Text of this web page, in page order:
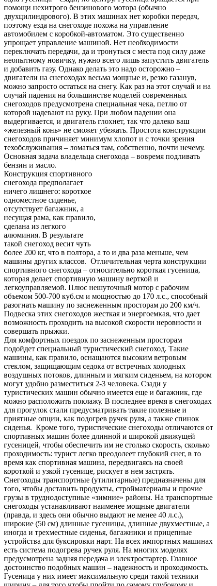
помощи нехитрого бензинового мотора (обычно
двухцилиндрового). В этих машинах нет коробки передач,
поэтому езда на снегоходе похожа на управление
автомобилем с коробкой-автоматом. Это существенно
упрощает управление машиной. Нет необходимости
переключать передачи, да и тронуться с места под силу даже
неопытному новичку, нужно всего лишь запустить двигатель
и добавить газу. Однако делать это надо осторожно –
двигатели на снегоходах весьма мощные и, резко газанув,
можно запросто остаться на снегу. Как раз на этот случай и на
случай падения на большинстве моделей современных
снегоходов предусмотрена специальная чека, петлю от
которой надевают на руку. При любом падении она
выдергивается, и двигатель глохнет, так что далеко ваш
«железный конь» не сможет убежать. Простота конструкции
снегоходов причиняет минимум хлопот и с точки зрения
техобслуживания – ломаться там, собственно, почти нечему.
Основная задача владельца снегохода – вовремя подливать
бензин и масло.
Конструкция спортивного
снегохода предполагает
ничего лишнего: короткое
одноместное сиденье,
отсутствует багажник, а
несущая рама, как правило,
сделана из легкого
алюминия. В результате
такой снегоход весит чуть
более 200 кг, что в полтора, а то и два раза меньше, чем
машины других классов. Отличительная черта конструкции
спортивного снегохода – относительно короткая гусеница,
которая делает спортивную машину верткой и
легкоуправляемой. Плюс нешуточный мотор с рабочим
объемом 500-700 куб.см и мощностью до 170 л.с., способный
разогнать машину по заснеженным просторам до 200 км/ч.
Подвеска этих снегоходов жесткая и энергоемкая, что дает
возможность проходить на высокой скорости неровности и
совершать прыжки.
Для комфортных поездок по заснеженным просторам
подойдет специальный туристический снегоход. Такие
машины, как правило, оснащаются высоким ветровым
стеклом, защищающим седока от встречных холодных
воздушных потоков, длинным и мягким сиденьем, на котором
могут удобно разместиться 2-3 человека. Сзади у
туристических машин обычно имеется еще и багажник, где
можно расположить поклажу. В последнее время в снегоходах
для прогулок стали предусматривать такие полезные и
приятные опции, как подогрев ручек руля, а также спинок
сиденья. Кроме того, туристические снегоходы отличаются от
спортивных машин более длинной и широкой движущей
гусеницей, чтобы обеспечить им не столько скорость, сколько
проходимость: турист легко преодолеет глубокий снег, в то
время как спортивная машина, передвигаясь на своей
короткой и узкой гусенице, рискует в нем застрять.
Снегоходы транспортные (утилитарные) предназначены для
того, чтобы доставить продукты, стройматериалы и прочие
грузы в труднодоступные «зимние» районы. На транспортные
снегоходы устанавливают наименее мощные двигатели
(правда, и здесь они обычно выдают не менее 40 л.с.),
широкие (50 см) длинные гусеницы, длинные двухместные, а
иногда и трехместные сиденья, багажники и прицепные
устройства для буксировки нарт. На всех импортных машинах
есть система подогрева ручек руля. На многих моделях
предусмотрена задняя передача и электростартер. Главное
достоинство подобных машин – надежность и проходимость.
Гусеница у них имеет максимальную среди такой техники